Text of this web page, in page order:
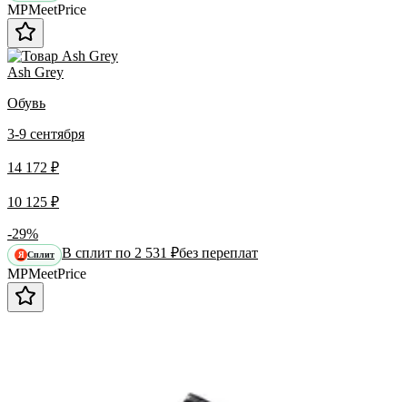
MPMeetPrice
Ash Grey
Обувь
3-9 сентября
14 172 ₽
10 125 ₽
-29%
Я Сплит В сплит по 2 531 ₽без переплат
MPMeetPrice